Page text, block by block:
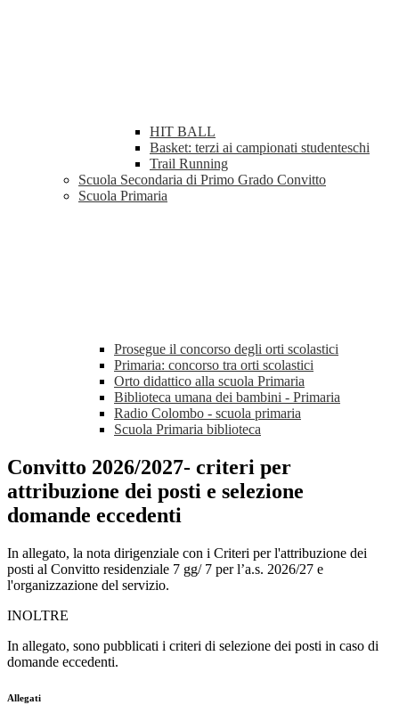
HIT BALL
Basket: terzi ai campionati studenteschi
Trail Running
Scuola Secondaria di Primo Grado Convitto
Scuola Primaria
Prosegue il concorso degli orti scolastici
Primaria: concorso tra orti scolastici
Orto didattico alla scuola Primaria
Biblioteca umana dei bambini - Primaria
Radio Colombo - scuola primaria
Scuola Primaria biblioteca
Convitto 2026/2027- criteri per
attribuzione dei posti e selezione
domande eccedenti
In allegato, la nota dirigenziale con i Criteri per l'attribuzione dei
posti al Convitto residenziale 7 gg/ 7 per l’a.s. 2026/27 e
l'organizzazione del servizio.
INOLTRE
In allegato, sono pubblicati i criteri di selezione dei posti in caso di
domande eccedenti.
Allegati